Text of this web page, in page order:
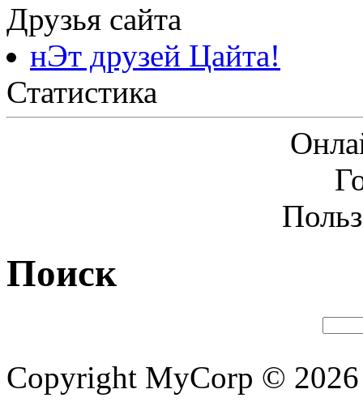
Друзья сайта
нЭт друзей Цайта!
Статистика
Поиск
Copyright MyCorp © 2026